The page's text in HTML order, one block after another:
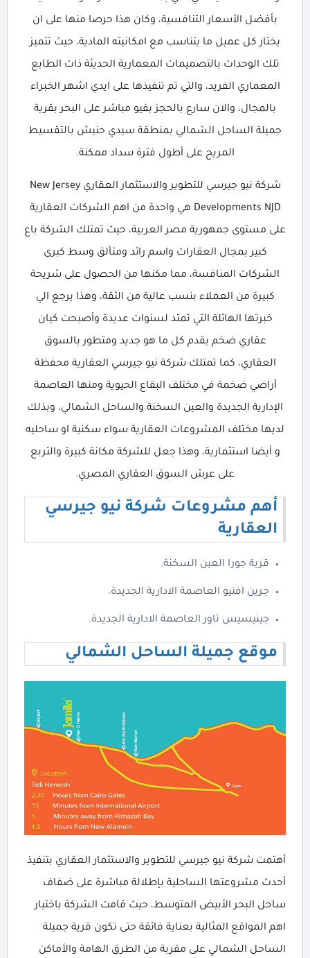
بأفضل الأسعار التنافسية، وكان هذا حرصا منها على ان
يختار كل عميل ما يتناسب مع امكانيته المادية، حيث تتميز
تلك الوحدات بالتصميمات المعمارية الحديثة ذات الطابع
المعماري الفريد، والتي تم تنفيذها على ايدي اشهر الخبراء
بالمجال، والان سارع بالحجز بفيو مباشر على البحر بقرية
جميلة الساحل الشمالي بمنطقة سيدي حنيش بالتقسيط
المريح على أطول فترة سداد ممكنة.
شركة نيو جيرسي للتطوير والاستثمار العقاري New Jersey
Developments NJD هي واحدة من اهم الشركات العقارية
على مستوى جمهورية مصر العربية، حيث تمتلك الشركة باع
كبير بمجال العقارات واسم رائد ومتألق وسط كبرى
الشركات المنافسة، مما مكنها من الحصول على شريحة
كبيرة من العملاء بنسب عالية من الثقة، وهذا يرجع الي
خبرتها الهائلة التي تمتد لسنوات عديدة وأصبحت كيان
عقاري ضخم يقدم كل ما هو جديد ومتطور بالسوق
العقاري، كما تمتلك شركة نيو جيرسي العقارية محفظة
أراضي ضخمة في مختلف البقاع الحيوية ومنها العاصمة
الإدارية الجديدة والعين السخنة والساحل الشمالي، وبذلك
لديها مختلف المشروعات العقارية سواء سكنية او ساحليه
و أيضا استثمارية، وهذا جعل للشركة مكانة كبيرة والتربع
على عرش السوق العقاري المصري.
أهم مشروعات شركة نيو جيرسي
العقارية
قرية جورا العين السخنة.
جرين افنيو العاصمة الادارية الجديدة.
جينيسيس تاور العاصمة الادارية الجديدة.
موقع جميلة الساحل الشمالي
أهتمت شركة نيو جيرسي للتطوير والاستثمار العقاري بتنفيذ
أحدث مشروعتها الساحلية بإطلالة مباشرة على ضفاف
ساحل البحر الأبيض المتوسط، حيث قامت الشركة باختيار
اهم المواقع المثالية بعناية فائقة حتى تكون قرية جميلة
الساحل الشمالي على مقربة من الطرق الهامة والأماكن